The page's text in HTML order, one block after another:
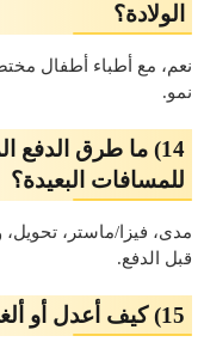
الولادة؟
نعم، مع أطباء أطفال
نمو.
14) ما طرق الدفع
للمسافات البعيدة؟
مدى، فيزا/ماستر،
قبل الدفع.
15) كيف أعدل أو ألغي موعد الزيارة؟